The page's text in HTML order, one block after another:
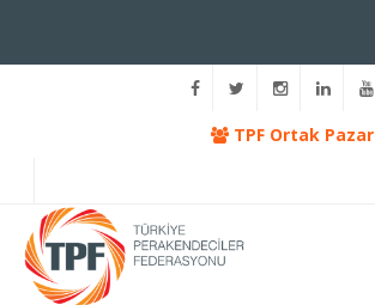
TPF Ortak Pazar